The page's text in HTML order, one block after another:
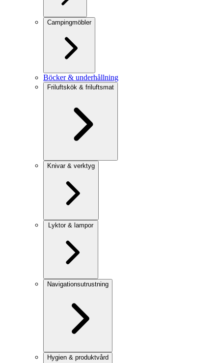
Campingmöbler
Böcker & underhållning
Friluftskök & friluftsmat
Knivar & verktyg
Lyktor & lampor
Navigationsutrustning
Hygien & produktvård